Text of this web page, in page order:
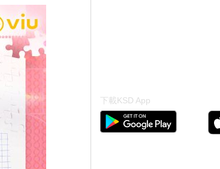
下載KSD App